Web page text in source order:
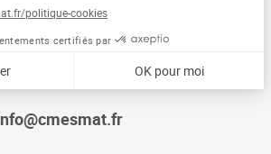
COURCOURONNES